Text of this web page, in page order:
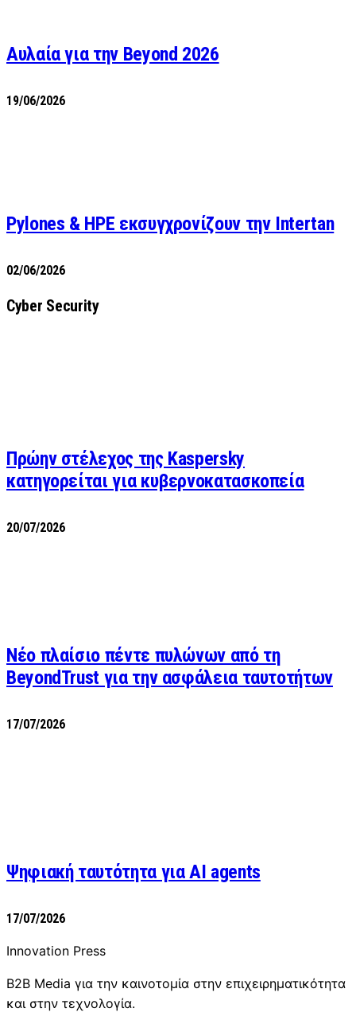
Αυλαία για την Beyond 2026
19/06/2026
Pylones & HPE εκσυγχρονίζουν την Intertan
02/06/2026
Cyber Security
Πρώην στέλεχος της Kaspersky
κατηγορείται για κυβερνοκατασκοπεία
20/07/2026
Νέο πλαίσιο πέντε πυλώνων από τη
BeyondTrust για την ασφάλεια ταυτοτήτων
17/07/2026
Ψηφιακή ταυτότητα για AI agents
17/07/2026
Innovation Press
B2B Media για την καινοτομία στην επιχειρηματικότητα
και στην τεχνολογία.